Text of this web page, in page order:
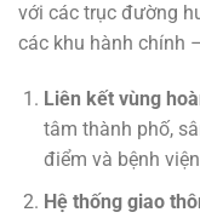
với các trục đường
các khu hành chính
Liên kết vùng
tâm thành phố,
điểm và bệnh
Hệ thống giao